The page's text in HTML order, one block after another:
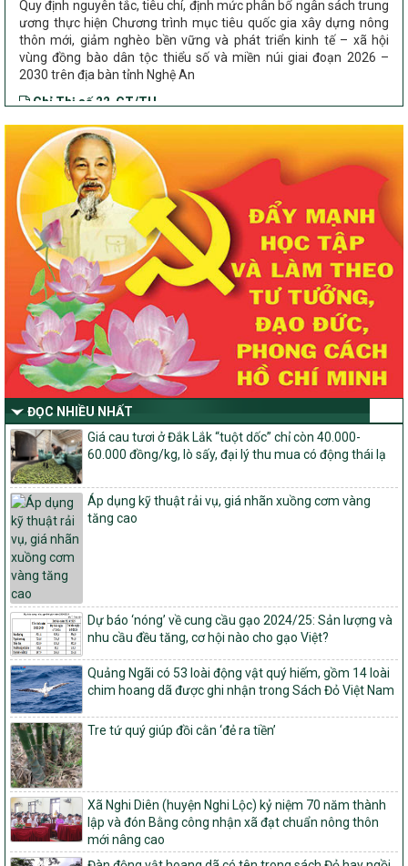
thôn mới, giảm nghèo bền vững và phát triển kinh tế – xã hội
vùng đồng bào dân tộc thiểu số và miền núi giai đoạn 2026 –
2030 trên địa bàn tỉnh Nghệ An
Chỉ Thị số 22-CT/TU
nông thôn mới, giảm nghèo bền vững và phát triển kinh tế – xã
hội vùng đồng bào dân tộc thiểu số và miền núi giai đoạn 2026 –
2030 trên địa bàn tỉnh Nghệ An
Quyết định số 2490/QĐ-UBND
Về việc thành lập Ban Chỉ đạo Chương trình mục tiều quốc gia xây
dựng nông thôn mới, giảm nghèo bền vững và phát triển kinh tế –
xã hội vùng đồng bào dân tộc thiểu số và miền núi giai đoạn 2026
-2030 tỉnh Nghệ An
Thông tư Số 23/2026/TT-BNNMT
Thông tư Hướng dẫn thực hiện một số nội dung Chương trình
mục tiêu quốc gia xây dựng nông thôn mới, giảm nghèo bền
vững và phát triển kinh tế – xã hội vùng đồng bào dân tộc thiểu
số và miền núi giai đoạn 2026-2030 thuộc phạm vi quản lý nhà
nước của Bộ Nông nghiệp và Môi trường
Quyết định số: 26/2026/QĐ-TTg
Quyết định ban hành Bộ tiêu chí và quy trình đánh giá, phân hạng
sản phẩm Mỗi xã một sản phẩm
số: 19/2026/QĐ-TTg
Quy định điều kiện, trình tự, thủ tục, hồ sơ xét, công nhận, công bố
và thu hồi quyết định công nhận xã đạt chuẩn nông thôn mới, xã
đạt nông thôn mới hiện đại và tỉnh, thành phố hoàn thành nhiệm
vụ xây dựng nông thôn mới giai đoạn 2026 – 2030
Quyết định số 16/2026/QĐ-TTg
Quy định nguyên tắc, tiêu chí, định mức phân bổ ngân sách trung
ương và tỉ lệ vốn đối ứng ngân sách của địa phương thực hiện
Chương trình mục tiêu quốc gia xây dựng nông thôn mới, giảm
nghèo bền vững và phát triển kinh tế – xã hội vùng đồng bào dân
tộc thiểu số và miền núi giai đoạn 2026 – 2030
1451/QĐ-UBND
Phê duyệt danh sách các xã thuộc nhóm 1, nhóm 2, nhóm 3
trong xây dựng nông thôn mới giai đoạn 2026-2030 trên địa bàn
tỉnh Nghệ An
103/PTNT-NTM
Về việc đăng ký thực hiện Dự án liên kết theo chuỗi giá trị thuộc
Dự án 2 – Chương trình Mục tiêu quốc gia Giảm nghèo bền vững
giai đoạn 2021-2025 được kéo dài sang năm 2026
827/QĐ-BNNMT
Quyết định Ban hành Kế hoạch triển khai thực hiện Chương trình
mục tiêu quốc gia xây dựng nông thôn mới, giảm nghèo bền
ĐỌC NHIỀU NHẤT
Giá cau tươi ở Đắk Lắk “tuột dốc” chỉ còn 40.000-
60.000 đồng/kg, lò sấy, đại lý thu mua có động thái lạ
Áp dụng kỹ thuật rải vụ, giá nhãn xuồng cơm vàng
tăng cao
Dự báo ‘nóng’ về cung cầu gạo 2024/25: Sản lượng và
nhu cầu đều tăng, cơ hội nào cho gạo Việt?
Quảng Ngãi có 53 loài động vật quý hiếm, gồm 14 loài
chim hoang dã được ghi nhận trong Sách Đỏ Việt Nam
Tre tứ quý giúp đồi cằn ‘đẻ ra tiền’
Xã Nghi Diên (huyện Nghi Lộc) kỷ niệm 70 năm thành
lập và đón Bằng công nhận xã đạt chuẩn nông thôn
mới nâng cao